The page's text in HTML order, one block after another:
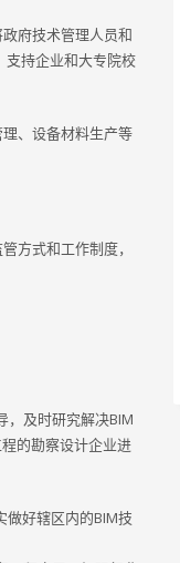
府技术管理人员和
支持企业和大专院校
、设备材料生产等
方式和工作制度，
，及时研究解决BIM
的勘察设计企业进
好辖区内的BIM技